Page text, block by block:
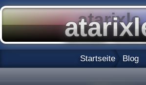
Startseite Blog